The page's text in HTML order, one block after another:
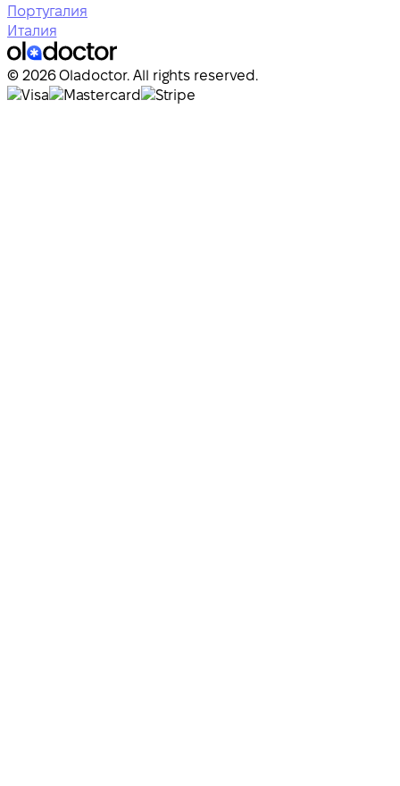
Португалия
Италия
© 2026 Oladoctor. All rights reserved.